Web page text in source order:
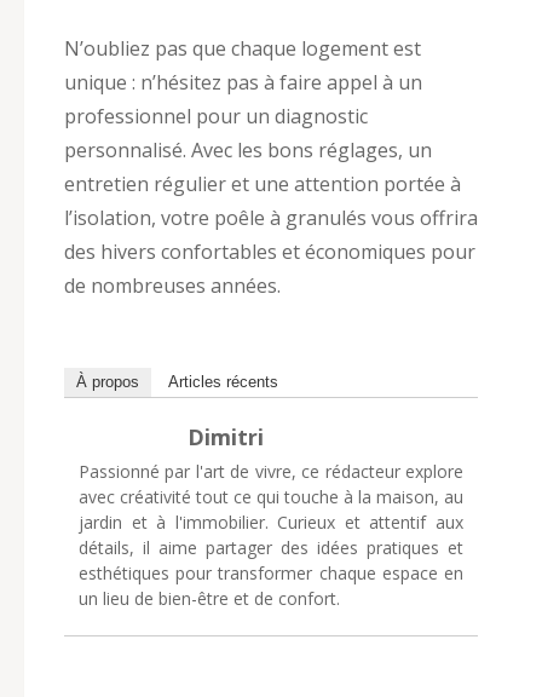
N’oubliez pas que chaque logement est
unique : n’hésitez pas à faire appel à un
professionnel pour un diagnostic
personnalisé. Avec les bons réglages, un
entretien régulier et une attention portée à
l’isolation, votre poêle à granulés vous offrira
des hivers confortables et économiques pour
de nombreuses années.
À propos Articles récents
Dimitri
Passionné par l'art de vivre, ce rédacteur explore
avec créativité tout ce qui touche à la maison, au
jardin et à l'immobilier. Curieux et attentif aux
détails, il aime partager des idées pratiques et
esthétiques pour transformer chaque espace en
un lieu de bien-être et de confort.